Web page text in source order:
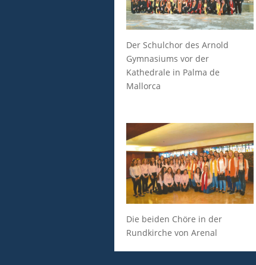
Der Schulchor des Arnold
Gymnasiums vor der
Kathedrale in Palma de
Mallorca
Die beiden Chöre in der
Rundkirche von Arenal